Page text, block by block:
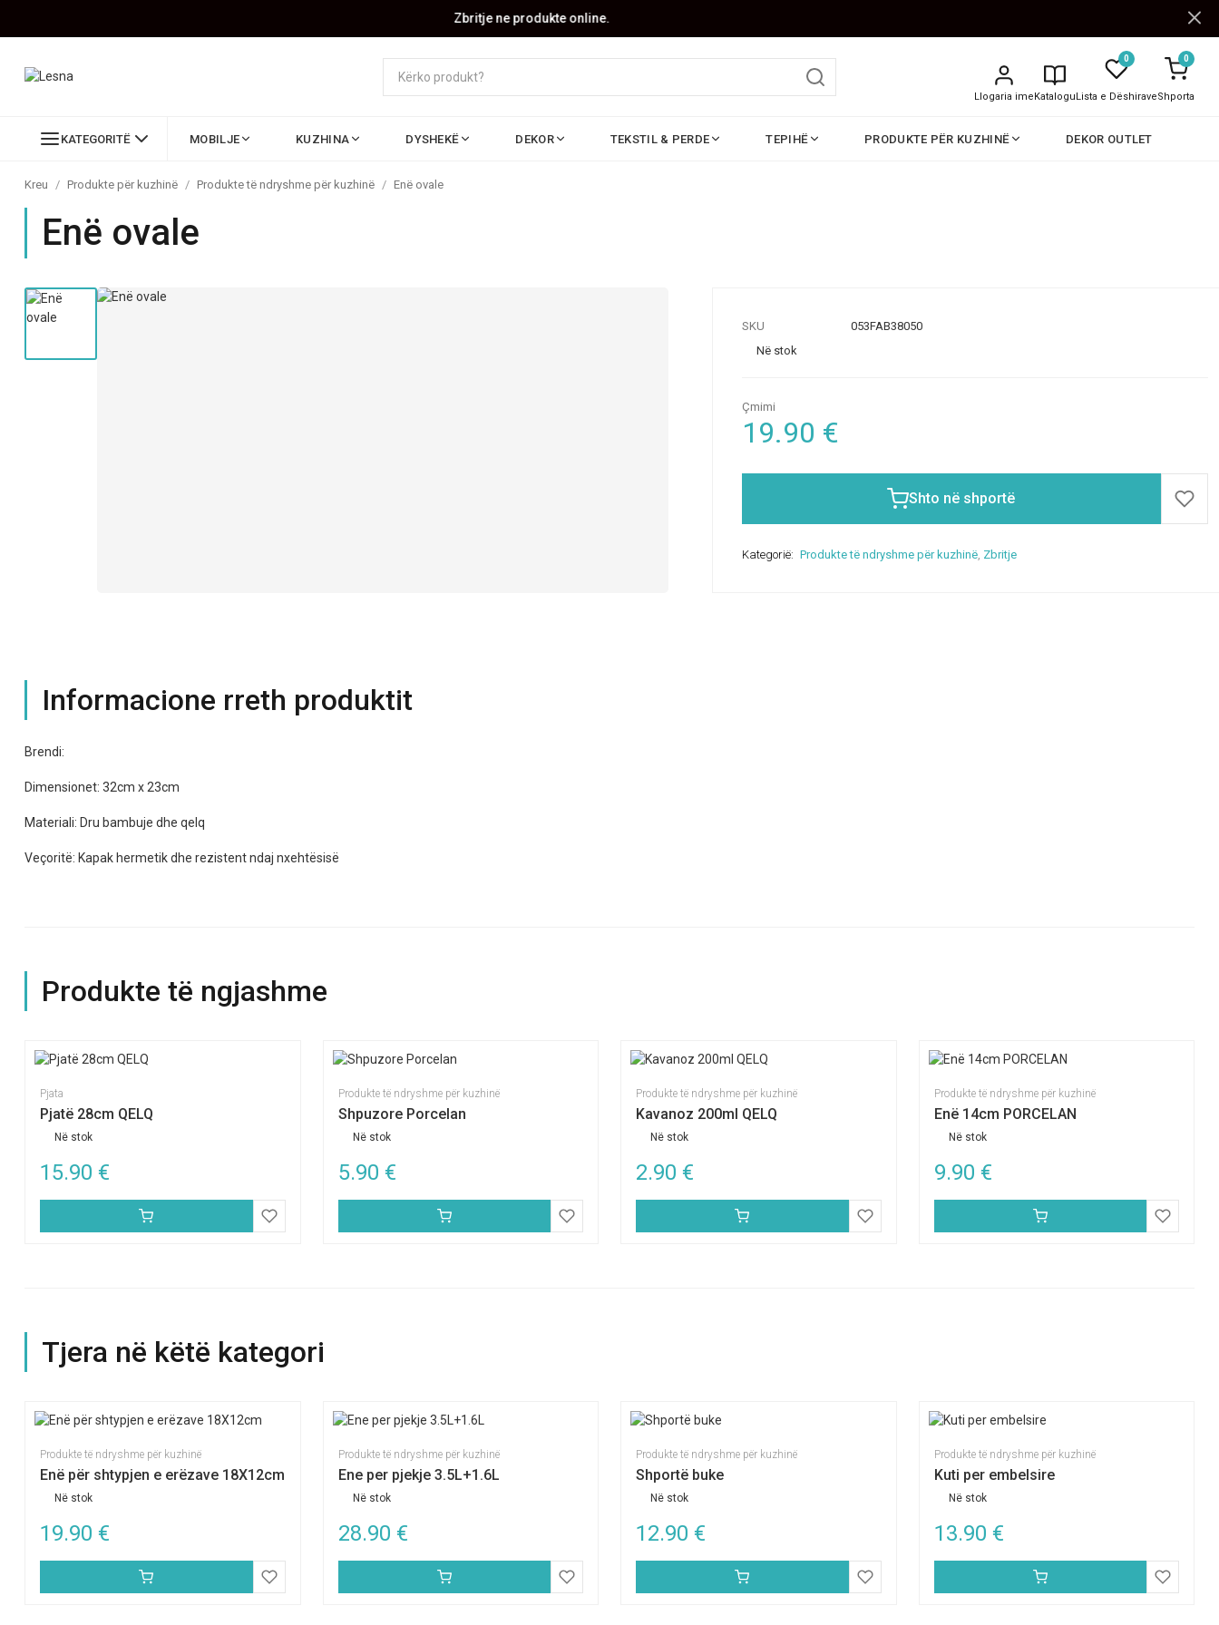
Zbritje ne produkte online.
Llogaria imeKatalogu
0
Lista e Dëshirave
0
Shporta
KATEGORITË MOBILJE KUZHINA DYSHEKË DEKOR TEKSTIL & PERDE TEPIHË PRODUKTE PËR KUZHINË DEKOR OUTLET
Kreu / Produkte për kuzhinë / Produkte të ndryshme për kuzhinë / Enë ovale
Enë ovale
SKU
053FAB38050
Në stok
Çmimi
19.90 €
Shto në shportë
Kategorië: Produkte të ndryshme për kuzhinë, Zbritje
Informacione rreth produktit
Brendi:
Dimensionet: 32cm x 23cm
Materiali: Dru bambuje dhe qelq
Veçoritë: Kapak hermetik dhe rezistent ndaj nxehtësisë
Produkte të ngjashme
Pjata
Pjatë 28cm QELQ
Në stok
15.90 €
Produkte të ndryshme për kuzhinë
Shpuzore Porcelan
Në stok
5.90 €
Produkte të ndryshme për kuzhinë
Kavanoz 200ml QELQ
Në stok
2.90 €
Produkte të ndryshme për kuzhinë
Enë 14cm PORCELAN
Në stok
9.90 €
Tjera në këtë kategori
Produkte të ndryshme për kuzhinë
Enë për shtypjen e erëzave 18X12cm
Në stok
19.90 €
Produkte të ndryshme për kuzhinë
Ene per pjekje 3.5L+1.6L
Në stok
28.90 €
Produkte të ndryshme për kuzhinë
Shportë buke
Në stok
12.90 €
Produkte të ndryshme për kuzhinë
Kuti per embelsire
Në stok
13.90 €